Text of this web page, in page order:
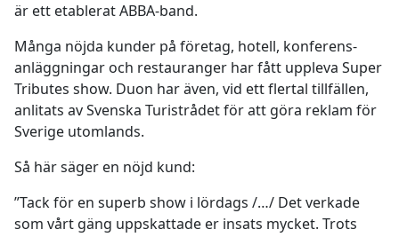
är ett etablerat ABBA-band.
Många nöjda kunder på företag, hotell, konferens-
anläggningar och restauranger har fått uppleva Super
Tributes show. Duon har även, vid ett flertal tillfällen,
anlitats av Svenska Turistrådet för att göra reklam för
Sverige utomlands.
Så här säger en nöjd kund:
”Tack för en superb show i lördags /…/ Det verkade
som vårt gäng uppskattade er insats mycket. Trots